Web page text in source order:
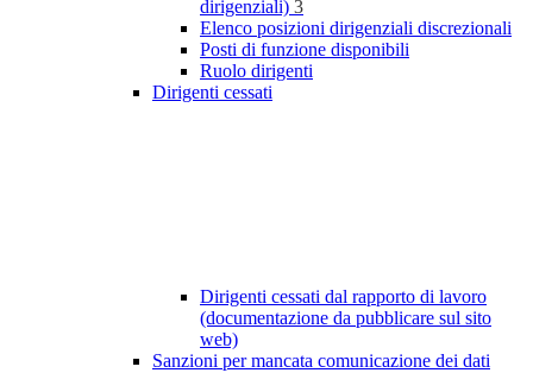
dirigenziali) 3
Elenco posizioni dirigenziali discrezionali
Posti di funzione disponibili
Ruolo dirigenti
Dirigenti cessati
Dirigenti cessati dal rapporto di lavoro
(documentazione da pubblicare sul sito
web)
Sanzioni per mancata comunicazione dei dati